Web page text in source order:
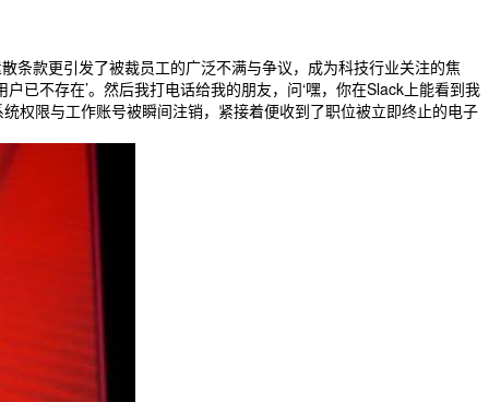
条款更引发了被裁员工的广泛不满与争议，成为科技行业关注的焦
已不存在’。然后我打电话给我的朋友，问‘嘿，你在Slack上能看到我
权限与工作账号被瞬间注销，紧接着便收到了职位被立即终止的电子